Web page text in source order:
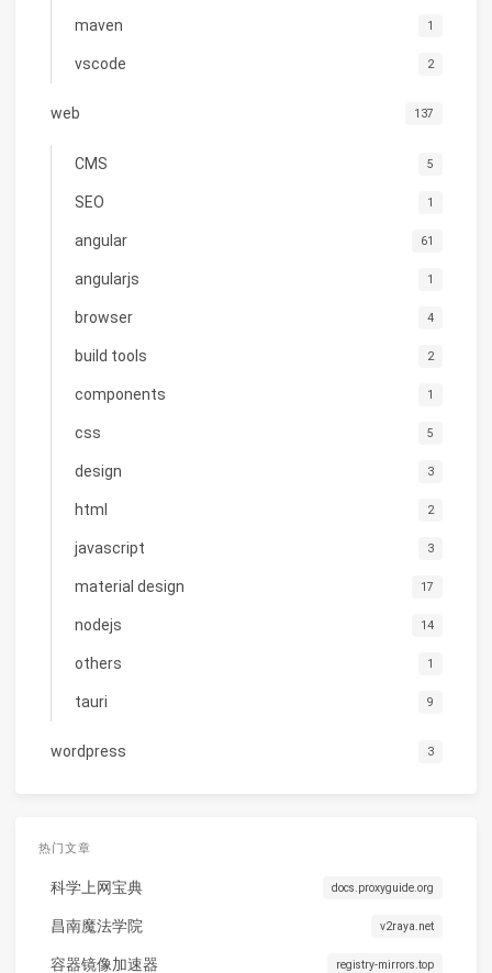
maven 1
vscode 2
web 137
CMS 5
SEO 1
angular 61
angularjs 1
browser 4
build tools 2
components 1
css 5
design 3
html 2
javascript 3
material design 17
nodejs 14
others 1
tauri 9
wordpress 3
热门文章
科学上网宝典 docs.proxyguide.org
昌南魔法学院 v2raya.net
容器镜像加速器 registry-mirrors.top